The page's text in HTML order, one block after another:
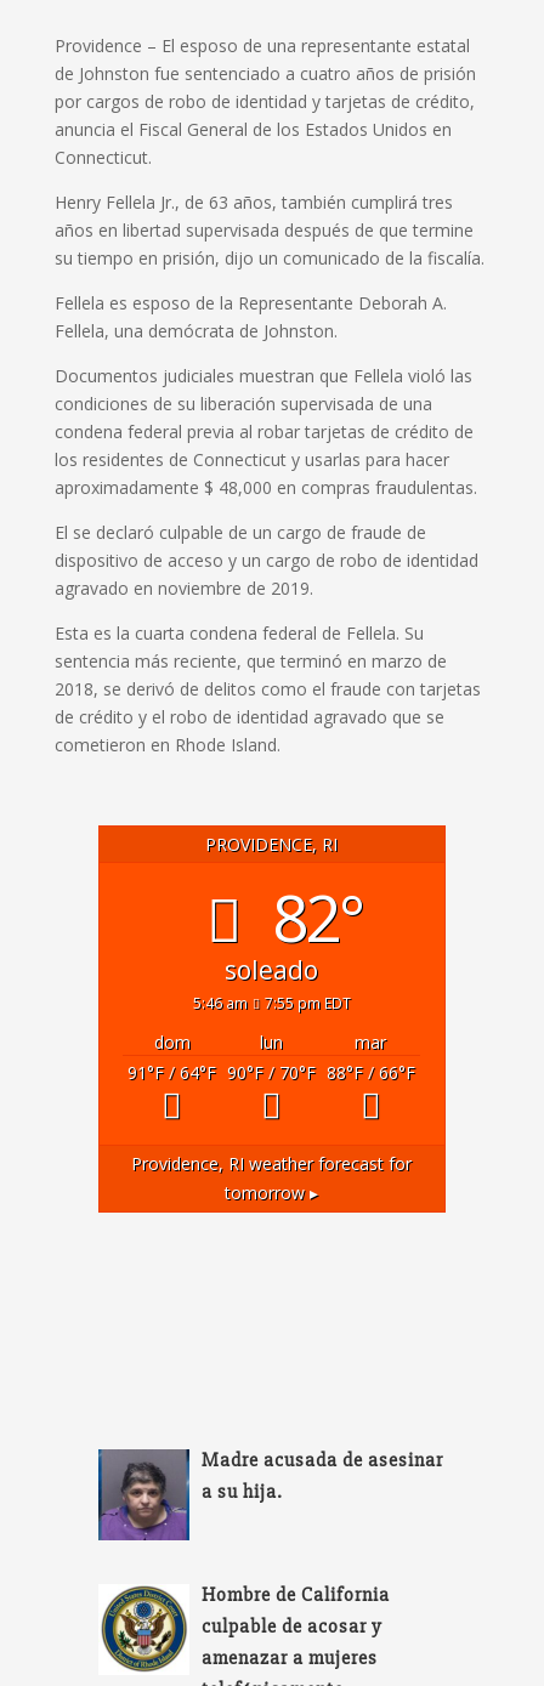
Providence – El esposo de una representante estatal
de Johnston fue sentenciado a cuatro años de prisión
por cargos de robo de identidad y tarjetas de crédito,
anuncia el Fiscal General de los Estados Unidos en
Connecticut.
Henry Fellela Jr., de 63 años, también cumplirá tres
años en libertad supervisada después de que termine
su tiempo en prisión, dijo un comunicado de la fiscalía.
Fellela es esposo de la Representante Deborah A.
Fellela, una demócrata de Johnston.
Documentos judiciales muestran que Fellela violó las
condiciones de su liberación supervisada de una
condena federal previa al robar tarjetas de crédito de
los residentes de Connecticut y usarlas para hacer
aproximadamente $ 48,000 en compras fraudulentas.
El se declaró culpable de un cargo de fraude de
dispositivo de acceso y un cargo de robo de identidad
agravado en noviembre de 2019.
Esta es la cuarta condena federal de Fellela. Su
sentencia más reciente, que terminó en marzo de
2018, se derivó de delitos como el fraude con tarjetas
de crédito y el robo de identidad agravado que se
cometieron en Rhode Island.
PROVIDENCE, RI
82°
soleado
5:46 am 7:55 pm EDT
dom lun
mar
91°F/ 64°F 90°F/ 70°F 88°F/ 66°F
Providence, RI weather forecast for
tomorrow ▸
Madre acusada de asesinar
a su hija.
Hombre de California
culpable de acosar y
amenazar a mujeres